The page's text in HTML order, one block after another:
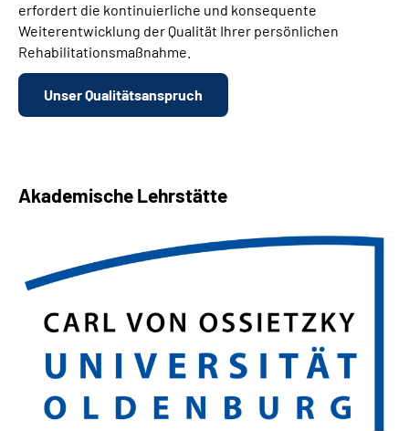
erfordert die kontinuierliche und konsequente
Weiterentwicklung der Qualität Ihrer persönlichen
Rehabilitationsmaßnahme.
Unser Qualitätsanspruch
Akademische Lehrstätte